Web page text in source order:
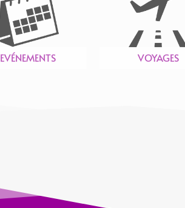
EVÉNEMENTS VOYAGES